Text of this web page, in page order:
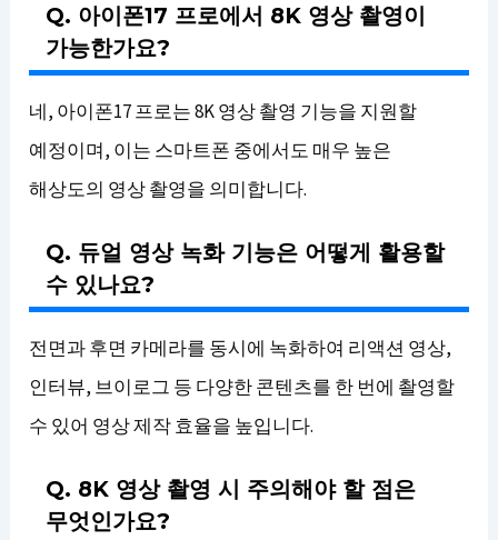
Q. 아이폰17 프로에서 8K 영상 촬영이
가능한가요?
네, 아이폰17 프로는 8K 영상 촬영 기능을 지원할
예정이며, 이는 스마트폰 중에서도 매우 높은
해상도의 영상 촬영을 의미합니다.
Q. 듀얼 영상 녹화 기능은 어떻게 활용할
수 있나요?
전면과 후면 카메라를 동시에 녹화하여 리액션 영상,
인터뷰, 브이로그 등 다양한 콘텐츠를 한 번에 촬영할
수 있어 영상 제작 효율을 높입니다.
Q. 8K 영상 촬영 시 주의해야 할 점은
무엇인가요?